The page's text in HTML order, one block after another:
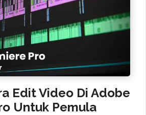
Edit Video Di Adobe
Untuk Pemula